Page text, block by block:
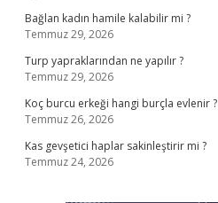
Bağlan kadın hamile kalabilir mi ?
Temmuz 29, 2026
Turp yapraklarından ne yapılır ?
Temmuz 29, 2026
Koç burcu erkeği hangi burçla evlenir ?
Temmuz 26, 2026
Kas gevşetici haplar sakinleştirir mi ?
Temmuz 24, 2026